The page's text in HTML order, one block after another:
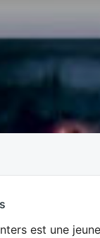
est une